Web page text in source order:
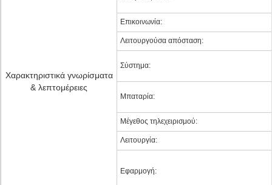
Χαρακτηριστικά γνωρίσματα
& λεπτομέρειες
Επικοινωνία:
Λειτουργούσα απόσταση:
Σύστημα:
Μπαταρία:
Μέγεθος τηλεχειρισμού:
Λειτουργία:
Εφαρμογή: